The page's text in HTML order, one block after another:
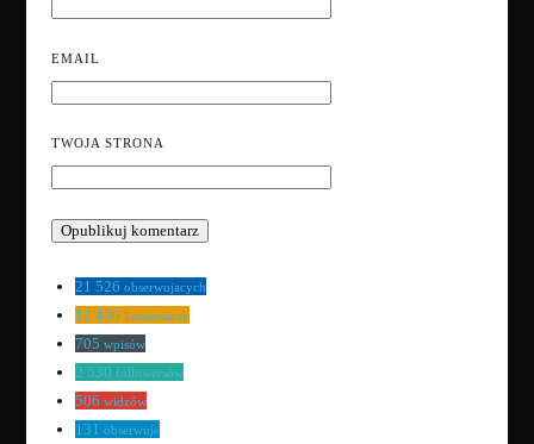
EMAIL
TWOJA STRONA
21 526 obserwujacych
12 430 komentarzy
705 wpisów
2 530 followersów
506 widzów
131 obserwuje